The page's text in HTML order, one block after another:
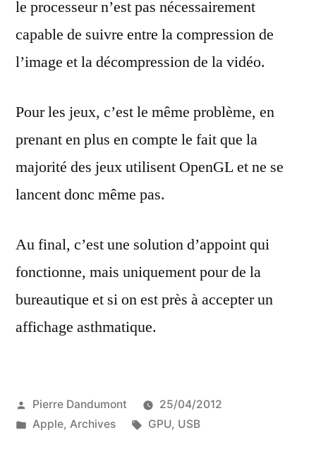
le processeur n’est pas nécessairement
capable de suivre entre la compression de
l’image et la décompression de la vidéo.
Pour les jeux, c’est le même problème, en
prenant en plus en compte le fait que la
majorité des jeux utilisent OpenGL et ne se
lancent donc même pas.
Au final, c’est une solution d’appoint qui
fonctionne, mais uniquement pour de la
bureautique et si on est près à accepter un
affichage asthmatique.
Publié
par
Pierre Dandumont
25/04/2012
Publié
Apple, Archives Étiquettes :
GPU, USB